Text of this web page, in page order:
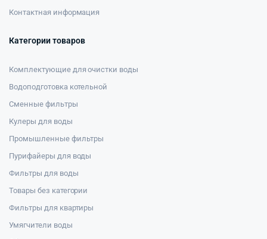
Контактная информация
Категории товаров
Комплектующие для очистки воды
Водоподготовка котельной
Сменные фильтры
Кулеры для воды
Промышленные фильтры
Пурифайеры для воды
Фильтры для воды
Товары без категории
Фильтры для квартиры
Умягчители воды